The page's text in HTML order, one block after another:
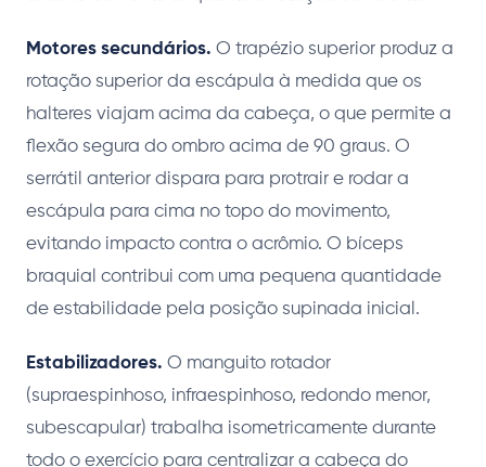
Motores secundários. O trapézio superior produz a
rotação superior da escápula à medida que os
halteres viajam acima da cabeça, o que permite a
flexão segura do ombro acima de 90 graus. O
serrátil anterior dispara para protrair e rodar a
escápula para cima no topo do movimento,
evitando impacto contra o acrômio. O bíceps
braquial contribui com uma pequena quantidade
de estabilidade pela posição supinada inicial.
Estabilizadores. O manguito rotador
(supraespinhoso, infraespinhoso, redondo menor,
subescapular) trabalha isometricamente durante
todo o exercício para centralizar a cabeça do